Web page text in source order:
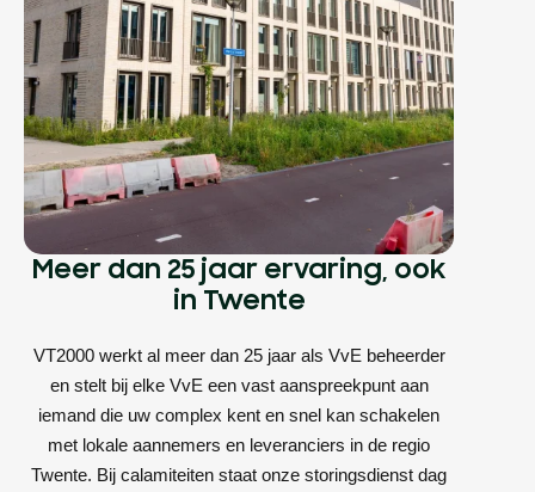
Meer dan 25 jaar ervaring, ook
in Twente
VT2000 werkt al meer dan 25 jaar als VvE beheerder
en stelt bij elke VvE een vast aanspreekpunt aan
iemand die uw complex kent en snel kan schakelen
met lokale aannemers en leveranciers in de regio
Twente. Bij calamiteiten staat onze storingsdienst dag